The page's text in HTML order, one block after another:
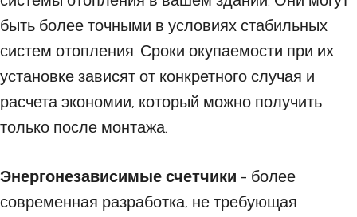
быть более точными в условиях стабильных
систем отопления. Сроки окупаемости при их
установке зависят от конкретного случая и
расчета экономии, который можно получить
только после монтажа.
Энергонезависимые счетчики - более
современная разработка, не требующая